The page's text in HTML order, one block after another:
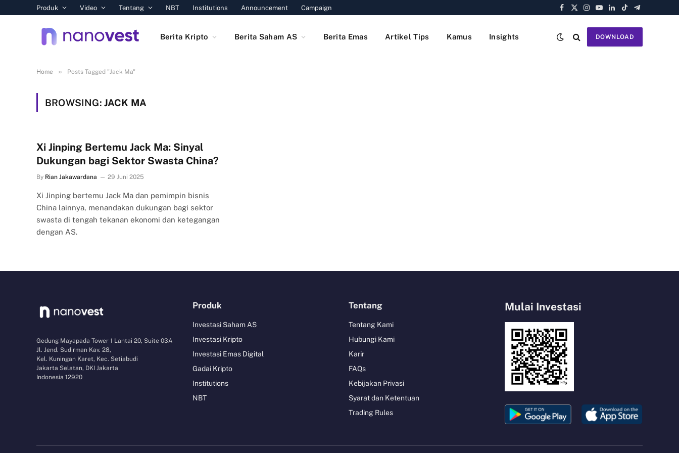
Produk Video Tentang NBT Institutions Announcement Campaign
Facebook
X
Instagram
YouTube
LinkedIn
TikTokTelegram
Berita Kripto Berita Saham AS Berita Emas Artikel Tips Kamus Insights DOWNLOAD
Home » Posts Tagged "Jack Ma"
BROWSING: JACK MA
Xi Jinping Bertemu Jack Ma: Sinyal
Dukungan bagi Sektor Swasta China?
By Rian Jakawardana 29 Juni 2025
Xi Jinping bertemu Jack Ma dan pemimpin bisnis
China lainnya, menandakan dukungan bagi sektor
swasta di tengah tekanan ekonomi dan ketegangan
dengan AS.
Gedung Mayapada Tower 1 Lantai 20, Suite 03A
Jl. Jend. Sudirman Kav. 28,
Kel. Kuningan Karet, Kec. Setiabudi
Jakarta Selatan, DKI Jakarta
Indonesia 12920
Produk
Investasi Saham AS
Investasi Kripto
Investasi Emas Digital
Gadai Kripto
Institutions
NBT
Tentang
Tentang Kami
Hubungi Kami
Karir
FAQs
Kebijakan Privasi
Syarat dan Ketentuan
Trading Rules
Mulai Investasi